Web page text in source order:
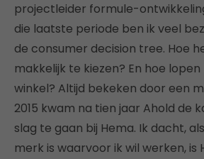
projectleider formule-
die laatste periode ben ik veel
de consumer decision tree. Hoe
makkelijk te kiezen? En hoe
winkel? Altijd bekeken door een
2015 kwam na tien jaar Ahold de
slag te gaan bij Hema. Ik dacht,
merk is waarvoor ik wil werken, is